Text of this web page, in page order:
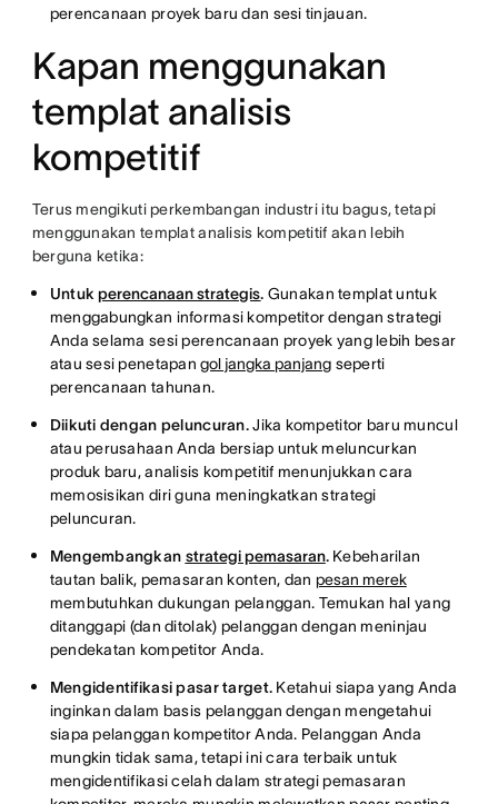
perencanaan proyek baru dan sesi tinjauan.
Kapan menggunakan
templat analisis
kompetitif
Terus mengikuti perkembangan industri itu bagus, tetapi
menggunakan templat analisis kompetitif akan lebih
berguna ketika:
Untukperencanaan strategis. Gunakan templat untuk
menggabungkan informasi kompetitor dengan strategi
Anda selama sesi perencanaan proyek yang lebih besar
atau sesi penetapangol jangka panjang seperti
perencanaan tahunan.
Diikuti dengan peluncuran.Jika kompetitor baru muncul
atau perusahaan Anda bersiap untuk meluncurkan
produk baru, analisis kompetitif menunjukkan cara
memosisikan diri guna meningkatkan strategi
peluncuran.
Mengembangkan strategi pemasaran.Kebeharilan
tautan balik, pemasaran konten, dan pesan merek
membutuhkan dukungan pelanggan. Temukan hal yang
ditanggapi (dan ditolak) pelanggan dengan meninjau
pendekatan kompetitor Anda.
Mengidentifikasi pasar target. Ketahui siapa yang Anda
inginkan dalam basis pelanggan dengan mengetahui
siapa pelanggan kompetitor Anda. Pelanggan Anda
mungkin tidak sama, tetapi ini cara terbaik untuk
mengidentifikasi celah dalam strategi pemasaran